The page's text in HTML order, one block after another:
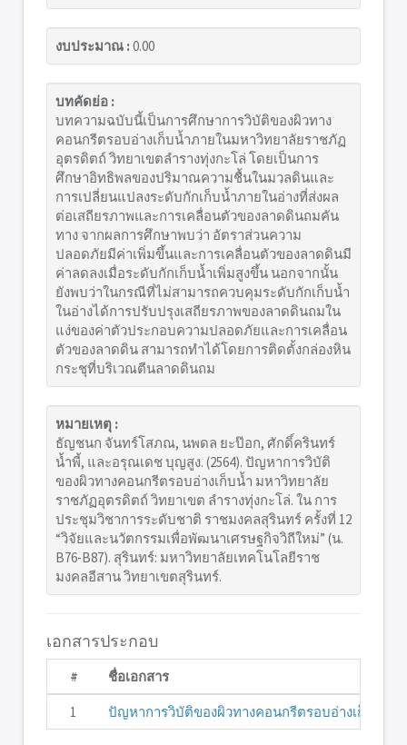
งบประมาณ :0.00
บทคัดย่อ :
บทความฉบับนี้เป็นการศึกษาการวิบัติของผิวทาง
คอนกรีตรอบอ่างเก็บน้ำภายในมหาวิทยาลัยราชภัฏ
อุตรดิตถ์ วิทยาเขตลำรางทุ่งกะโล่ โดยเป็นการ
ศึกษาอิทธิพลของปริมาณความชื้นในมวลดินและ
การเปลี่ยนแปลงระดับกักเก็บน้ำภายในอ่างที่ส่งผล
ต่อเสถียรภาพและการเคลื่อนตัวของลาดดินถมคัน
ทาง จากผลการศึกษาพบว่า อัตราส่วนความ
ปลอดภัยมีค่าเพิ่มขึ้นและการเคลื่อนตัวของลาดดินมี
ค่าลดลงเมื่อระดับกักเก็บน้ำเพิ่มสูงขึ้น นอกจากนั้น
ยังพบว่าในกรณีที่ไม่สามารถควบคุมระดับกักเก็บน้ำ
ในอ่างได้การปรับปรุงเสถียรภาพของลาดดินถมใน
แง่ของค่าตัวประกอบความปลอดภัยและการเคลื่อน
ตัวของลาดดิน สามารถทำได้โดยการติดตั้งกล่องหิน
กระชุที่บริเวณตีนลาดดินถม
หมายเหตุ :
ธัญชนก จันทร์โสภณ, นพดล ยะป๊อก, ศักดิ์ครินทร์
น้ำพี้, และอรุณเดช บุญสูง. (2564). ปัญหาการวิบัติ
ของผิวทางคอนกรีตรอบอ่างเก็บน้ำ มหาวิทยาลัย
ราชภัฏอุตรดิตถ์ วิทยาเขต ลำรางทุ่งกะโล่. ใน การ
ประชุมวิชาการระดับชาติ ราชมงคลสุรินทร์ ครั้งที่ 12
“วิจัยและนวัตกรรมเพื่อพัฒนาเศรษฐกิจวิถีใหม่” (น.
B76-B87). สุรินทร์: มหาวิทยาลัยเทคโนโลยีราช
มงคลอีสาน วิทยาเขตสุรินทร์.
เอกสารประกอบ
# ชื่อเอกสาร
1 ปัญหาการวิบัติของผิวทางคอนกรีตรอบอ่างเก็บน้ำ